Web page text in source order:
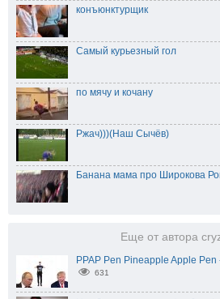
конъюнктурщик
Самый курьезный гол
по мячу и кочану
Ржач)))(Наш Сычёв)
Банана мама про Широкова
Еще от автора
PPAP Pen Pineapple Apple
631